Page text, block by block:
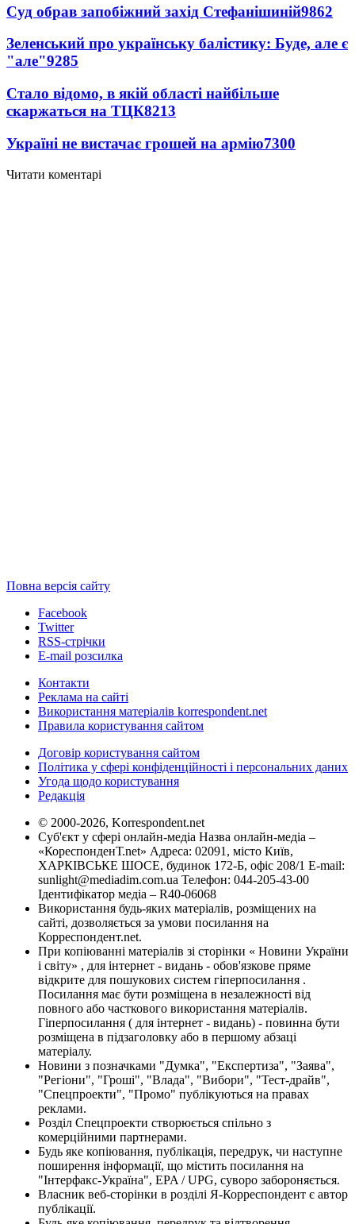
Суд обрав запобіжний захід Стефанішиній9862
Зеленський про українську балістику: Буде, але є
"але"9285
Стало відомо, в якій області найбільше
скаржаться на ТЦК8213
Україні не вистачає грошей на армію7300
Читати коментарі
Повна версія сайту
Facebook
Twitter
RSS-стрічки
E-mail розсилка
Контакти
Реклама на сайті
Використання матеріалів korrespondent.net
Правила користування сайтом
Договір користування сайтом
Політика у сфері конфіденційності і персональних даних
Угода щодо користування
Редакція
© 2000-2026, Korrespondent.net
Суб'єкт у сфері онлайн-медіа Назва онлайн-медіа –
«КореспонденТ.net» Адреса: 02091, місто Київ,
ХАРКІВСЬКЕ ШОСЕ, будинок 172-Б, офіс 208/1 E-mail:
sunlight@mediadim.com.ua Телефон: 044-205-43-00
Ідентифікатор медіа – R40-06068
Використання будь-яких матеріалів, розміщених на
сайті, дозволяється за умови посилання на
Корреспондент.net.
При копіюванні матеріалів зі сторінки « Новини України
і світу» , для інтернет - видань - обов'язкове пряме
відкрите для пошукових систем гіперпосилання .
Посилання має бути розміщена в незалежності від
повного або часткового використання матеріалів.
Гіперпосилання ( для інтернет - видань) - повинна бути
розміщена в підзаголовку або в першому абзаці
матеріалу.
Новини з позначками "Думка", "Експертиза", "Заява",
"Регіони", "Гроші", "Влада", "Вибори", "Тест-драйв",
"Спецпроекти", "Промо" публікуються на правах
реклами.
Розділ Спецпроекти створюється спільно з
комерційними партнерами.
Будь яке копіювання, публікація, передрук, чи наступне
поширення інформації, що містить посилання на
"Інтерфакс-Україна", EPA / UPG, суворо забороняється.
Власник веб-сторінки в розділі Я-Корреспондент є автор
публікації.